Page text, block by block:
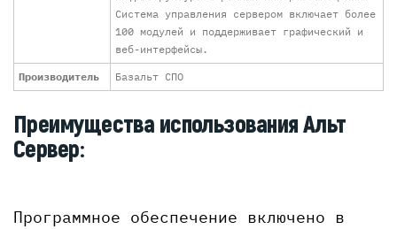
Система управления сервером включает более
100 модулей и поддерживает графический и
веб-интерфейсы.
Производитель Базальт СПО
Преимущества использования Альт
Сервер:
Программное обеспечение включено в